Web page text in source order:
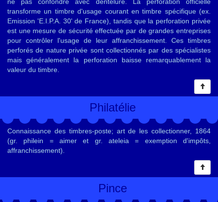
transforme un timbre d'usage courant en timbre spécifique (ex.
Emission 'E.I.P.A. 30' de France), tandis que la perforation privée
est une mesure de sécurité effectuée par de grandes entreprises
pour contrôler l'usage de leur affranchissement. Ces timbres
perforés de nature privée sont collectionnés par des spécialistes
mais généralement la perforation baisse remarquablement la
valeur du timbre.
Philatélie
Connaissance des timbres-poste; art de les collectionner, 1864
(gr. philein = aimer et gr. ateleia = exemption d'impôts,
affranchissement).
Pince